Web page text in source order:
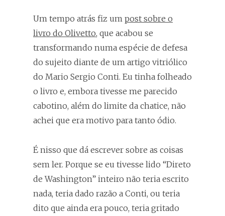
Um tempo atrás fiz um post sobre o
livro do Olivetto, que acabou se
transformando numa espécie de defesa
do sujeito diante de um artigo vitriólico
do Mario Sergio Conti. Eu tinha folheado
o livro e, embora tivesse me parecido
cabotino, além do limite da chatice, não
achei que era motivo para tanto ódio.
É nisso que dá escrever sobre as coisas
sem ler. Porque se eu tivesse lido “Direto
de Washington” inteiro não teria escrito
nada, teria dado razão a Conti, ou teria
dito que ainda era pouco, teria gritado